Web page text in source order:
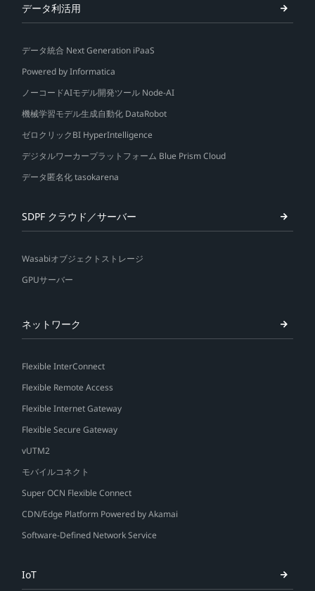
データ利活用
データ統合 Next Generation iPaaS
Powered by Informatica
ノーコードAIモデル開発ツール Node-AI
機械学習モデル生成自動化 DataRobot
ゼロクリックBI HyperIntelligence
デジタルワーカープラットフォーム Blue Prism Cloud
データ匿名化 tasokarena
SDPF クラウド／サーバー
Wasabiオブジェクトストレージ
GPUサーバー
ネットワーク
Flexible InterConnect
Flexible Remote Access
Flexible Internet Gateway
Flexible Secure Gateway
vUTM2
モバイルコネクト
Super OCN Flexible Connect
CDN/Edge Platform Powered by Akamai
Software-Defined Network Service
IoT